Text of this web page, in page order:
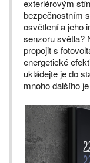
exteriérovým
bezpečnostním
osvětlení a jeho
senzoru světla?
propojit s
energetické
ukládejte je do
mnoho dalšího